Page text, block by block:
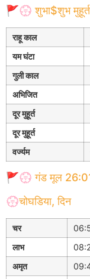
🚩💮 शुभा$शुभ
राहू काल
यम घंटा
गुली काल
अभिजित
दूर मुहूर्त
दूर मुहूर्त
वर्ज्यम
🚩💮 गंड मूल
💮चोघडिया, दिन
चर
लाभ
अमृत